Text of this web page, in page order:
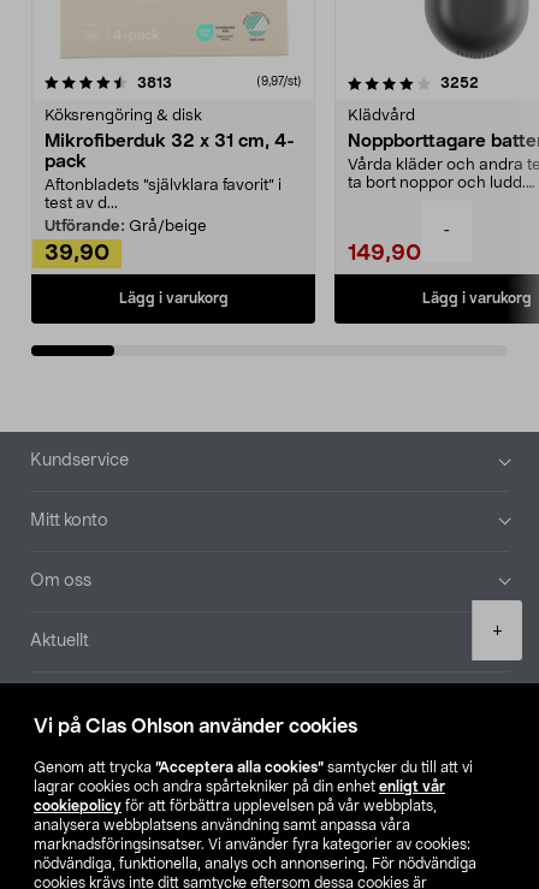
Vi på Clas Ohlson använder cookies
Genom att trycka ”Acceptera alla cookies” samtycker du till att vi
lagrar cookies och andra spårtekniker på din enhet enligt vår
cookiepolicy för att förbättra upplevelsen på vår webbplats,
analysera webbplatsens användning samt anpassa våra
marknadsföringsinsatser. Vi använder fyra kategorier av cookies:
nödvändiga, funktionella, analys och annonsering. För nödvändiga
cookies krävs inte ditt samtycke eftersom dessa cookies är
-
+
3813 (9,97/st)
Köksrengöring & disk
Mikrofiberduk 32 x 31 cm, 4-
pack
Aftonbladets "självklara favorit” i
test av d...
Utförande: Grå/beige
39,90
Lägg i varukorg
4.0av 5 stjärnor 3252
Klädvård
Noppborttagare
Vårda kläder och andra
ta bort noppor och ludd.
149,90
Lägg i varukorg
4.5av 5 stjärnor
Sidfot
Kundservice
Mitt konto
Om oss
Aktuellt
Hitta butik
SE NO FI